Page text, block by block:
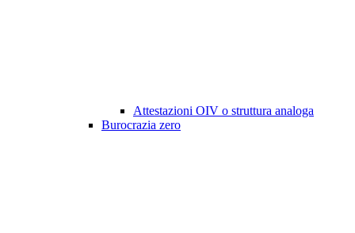
Attestazioni OIV o struttura analoga
Burocrazia zero